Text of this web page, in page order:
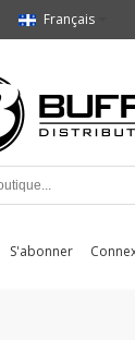
Français
S'abonner